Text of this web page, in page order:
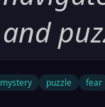
and
mystery puzzle fear